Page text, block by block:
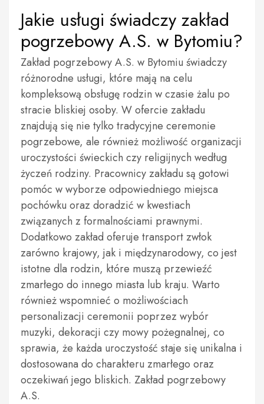
Jakie usługi świadczy zakład
pogrzebowy A.S. w Bytomiu?
Zakład pogrzebowy A.S. w Bytomiu świadczy
różnorodne usługi, które mają na celu
kompleksową obsługę rodzin w czasie żalu po
stracie bliskiej osoby. W ofercie zakładu
znajdują się nie tylko tradycyjne ceremonie
pogrzebowe, ale również możliwość organizacji
uroczystości świeckich czy religijnych według
życzeń rodziny. Pracownicy zakładu są gotowi
pomóc w wyborze odpowiedniego miejsca
pochówku oraz doradzić w kwestiach
związanych z formalnościami prawnymi.
Dodatkowo zakład oferuje transport zwłok
zarówno krajowy, jak i międzynarodowy, co jest
istotne dla rodzin, które muszą przewieźć
zmarłego do innego miasta lub kraju. Warto
również wspomnieć o możliwościach
personalizacji ceremonii poprzez wybór
muzyki, dekoracji czy mowy pożegnalnej, co
sprawia, że każda uroczystość staje się unikalna i
dostosowana do charakteru zmarłego oraz
oczekiwań jego bliskich. Zakład pogrzebowy
A.S.